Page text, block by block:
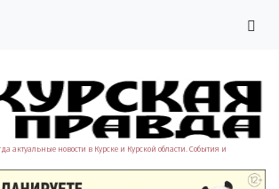
актуальные новости в Курске и Курской области. События и